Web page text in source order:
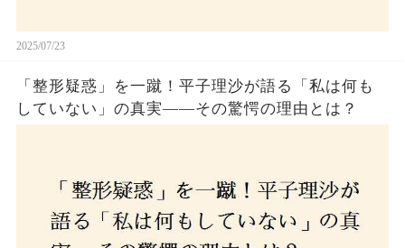
2025/07/23
「整形疑惑」を一蹴！平子理沙が語る「私は何も
していない」の真実——その驚愕の理由とは？